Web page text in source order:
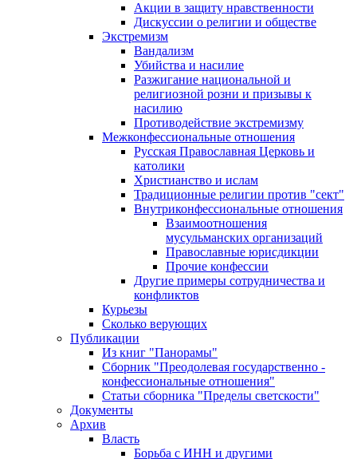
Акции в защиту нравственности
Дискуссии о религии и обществе
Экстремизм
Вандализм
Убийства и насилие
Разжигание национальной и
религиозной розни и призывы к
насилию
Противодействие экстремизму
Межконфессиональные отношения
Русская Православная Церковь и
католики
Христианство и ислам
Традиционные религии против "сект"
Внутриконфессиональные отношения
Взаимоотношения
мусульманских организаций
Православные юрисдикции
Прочие конфессии
Другие примеры сотрудничества и
конфликтов
Курьезы
Сколько верующих
Публикации
Из книг "Панорамы"
Сборник "Преодолевая государственно -
конфессиональные отношения"
Статьи сборника "Пределы светскости"
Документы
Архив
Власть
Борьба с ИНН и другими